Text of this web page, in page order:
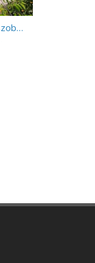
ÁRCSÖKKENÉS! Monoron 2 szoba + nappalis családi ház 536 m2 telekkel